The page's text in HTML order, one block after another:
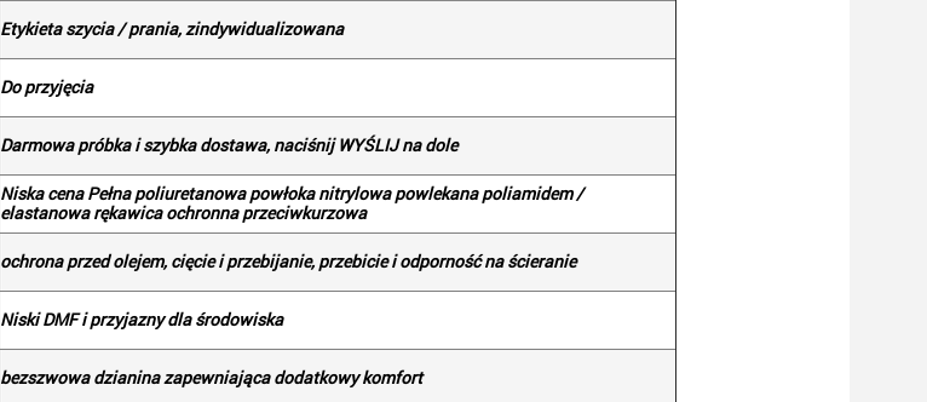
Etykieta szycia / prania, zindywidualizowana
Do przyjęcia
Darmowa próbka i szybka dostawa, naciśnij WYŚLIJ na dole
Niska cena Pełna poliuretanowa powłoka nitrylowa powlekana poliamidem /
elastanowa rękawica ochronna przeciwkurzowa
ochrona przed olejem, cięcie i przebijanie, przebicie i odporność na ścieranie
Niski DMF i przyjazny dla środowiska
bezszwowa dzianina zapewniająca dodatkowy komfort